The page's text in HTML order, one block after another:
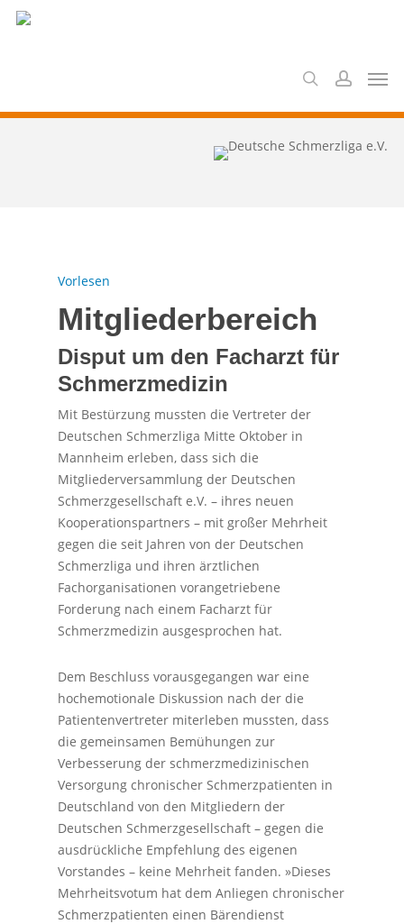
Skip
Vorlesen
Mitgliederbereich
Disput um den Facharzt für
Schmerzmedizin
Mit Bestürzung mussten die Vertreter der
Deutschen Schmerzliga Mitte Oktober in
Mannheim erleben, dass sich die
Mitgliederversammlung der Deutschen
Schmerzgesellschaft e.V. – ihres neuen
Kooperationspartners – mit großer Mehrheit
gegen die seit Jahren von der Deutschen
Schmerzliga und ihren ärztlichen
Fachorganisationen vorangetriebene
Forderung nach einem Facharzt für
Schmerzmedizin ausgesprochen hat.
Dem Beschluss vorausgegangen war eine
hochemotionale Diskussion nach der die
Patientenvertreter miterleben mussten, dass
die gemeinsamen Bemühungen zur
Verbesserung der schmerzmedizinischen
Versorgung chronischer Schmerzpatienten in
Deutschland von den Mitgliedern der
Deutschen Schmerzgesellschaft – gegen die
ausdrückliche Empfehlung des eigenen
Vorstandes – keine Mehrheit fanden. »Dieses
Mehrheitsvotum hat dem Anliegen chronischer
Schmerzpatienten einen Bärendienst